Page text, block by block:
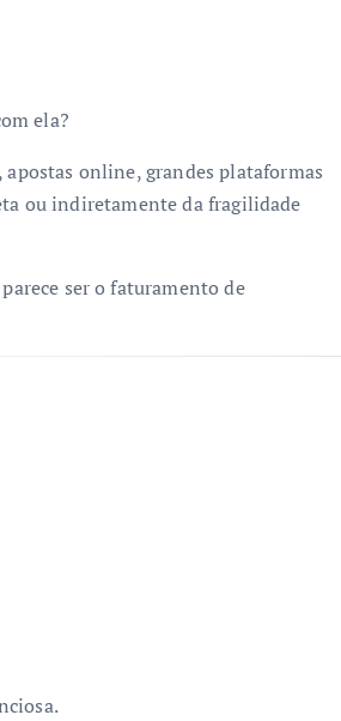
ela?
online, grandes plataformas
ou indiretamente da fragilidade
ser o faturamento de